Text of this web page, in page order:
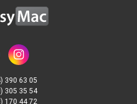
390 63 05
305 35 54
170 44 72